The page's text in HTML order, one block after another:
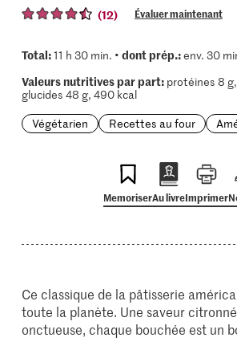
(12) Évaluer maintenant
Total:11 h 30 min. • dont prép.:env. 30
Valeurs nutritives par part:protéines 8
glucides 48 g, 490 kcal
Végétarien
Recettes au four
MemoriserAu livreImprimer
Ce classique de la pâtisserie
toute la planète. Une saveur
onctueuse, chaque bouchée est un